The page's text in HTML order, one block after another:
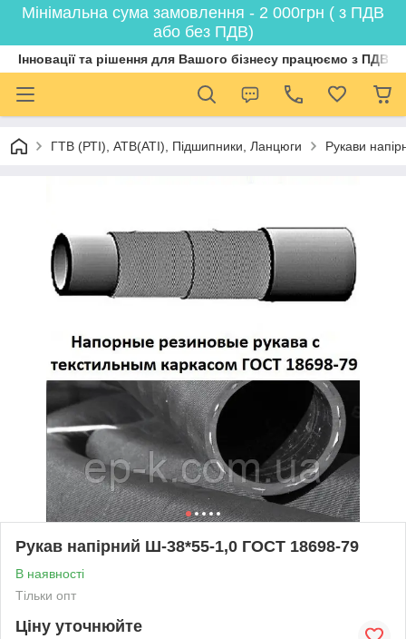
Мінімальна сума замовлення - 2 000грн ( з ПДВ
або без ПДВ)
Інновації та рішення для Вашого бізнесу працюємо з ПДВ
ГТВ (РТI), АТВ(АТI), Пiдшипники, Ланцюги Рукави
Рукав напірний Ш-38*55-1,0 ГОСТ 18698-79
В наявності
Тільки опт
Ціну уточнюйте